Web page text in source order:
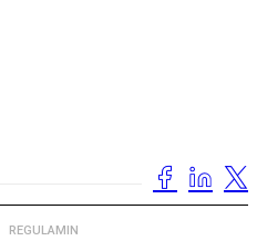
REGULAMIN